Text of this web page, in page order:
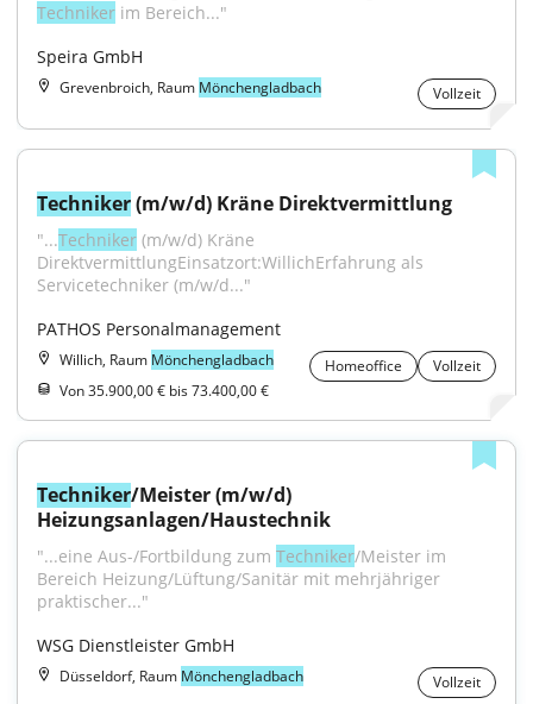
Techniker im Bereich..."
Speira GmbH
Grevenbroich, Raum Mönchengladbach Vollzeit
Techniker (m/w/d) Kräne Direktvermittlung
"...Techniker (m/w/d) Kräne
DirektvermittlungEinsatzort:WillichErfahrung als
Servicetechniker (m/w/d..."
PATHOS Personalmanagement
Willich, Raum Mönchengladbach Homeoffice
Vollzeit
Von 35.900,00 € bis 73.400,00 €
Techniker/Meister (m/w/d)
Heizungsanlagen/Haustechnik
"...eine Aus-/Fortbildung zum Techniker/Meister im
Bereich Heizung/Lüftung/Sanitär mit mehrjähriger
praktischer..."
WSG Dienstleister GmbH
Düsseldorf, Raum Mönchengladbach Vollzeit